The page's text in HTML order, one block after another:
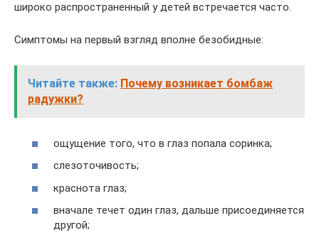
широко распространенный у детей встречается часто.
Симптомы на первый взгляд вполне безобидные:
Читайте также: Почему возникает бомбаж
радужки?
ощущение того, что в глаз попала соринка;
слезоточивость;
краснота глаз;
вначале течет один глаз, дальше присоединяется
другой;